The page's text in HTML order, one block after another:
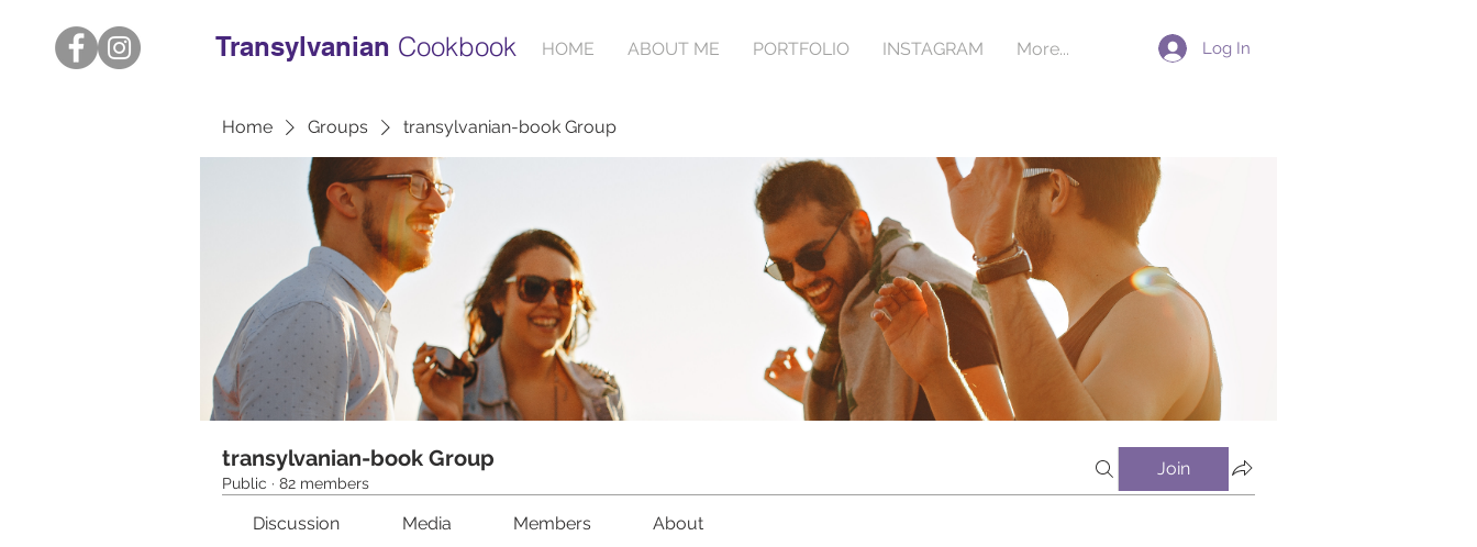
HOME ABOUT ME PORTFOLIO INSTAGRAM More...
Transylvanian Cookbook Log In
Home Groups transylvanian-book Group
transylvanian-book Group
Public · 82 members
Join
Discussion Media Members About